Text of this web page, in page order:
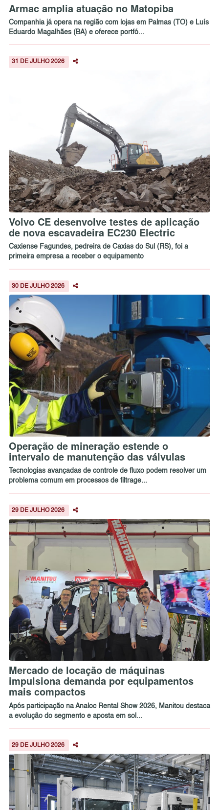
Armac amplia atuação no Matopiba
Companhia já opera na região com lojas em Palmas (TO) e Luís
Eduardo Magalhães (BA) e oferece portfó...
31 DE JULHO 2026
Volvo CE desenvolve testes de aplicação
de nova escavadeira EC230 Electric
Caxiense Fagundes, pedreira de Caxias do Sul (RS), foi a
primeira empresa a receber o equipamento
30 DE JULHO 2026
Operação de mineração estende o
intervalo de manutenção das válvulas
Tecnologias avançadas de controle de fluxo podem resolver um
problema comum em processos de filtrage...
29 DE JULHO 2026
Mercado de locação de máquinas
impulsiona demanda por equipamentos
mais compactos
Após participação na Analoc Rental Show 2026, Manitou destaca
a evolução do segmento e aposta em sol...
29 DE JULHO 2026